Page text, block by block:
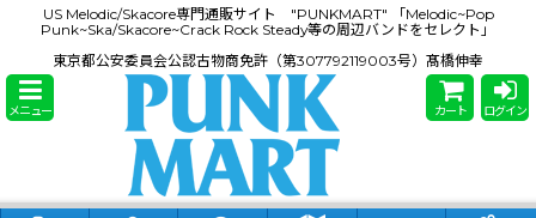
US Melodic/Skacore専門通販サイト "PUNKMART" 「Melodic~Pop
Punk~Ska/Skacore~Crack Rock Steady等の周辺バンドをセレクト」
東京都公安委員会公認古物商免許（第307792119003号）髙橋伸幸
メニュー カート ログイン